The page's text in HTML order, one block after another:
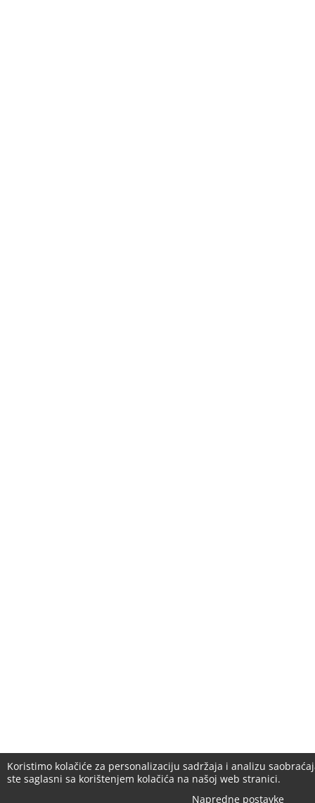
Koristimo kolačiće za personalizaciju sadržaja i analizu
ste saglasni sa korištenjem kolačića na našoj web stranici.
Napredne postavke